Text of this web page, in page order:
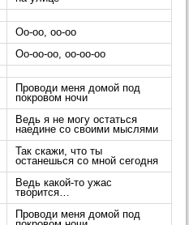
Oo-oo, oo-oo
Oo-oo-oo, oo-oo-oo
Проводи меня домой под
покровом ночи
Ведь я не могу остаться
наедине со своими мыслями
Так скажи, что ты
останешься со мной сегодня
Ведь какой-то ужас
творится…
Проводи меня домой под